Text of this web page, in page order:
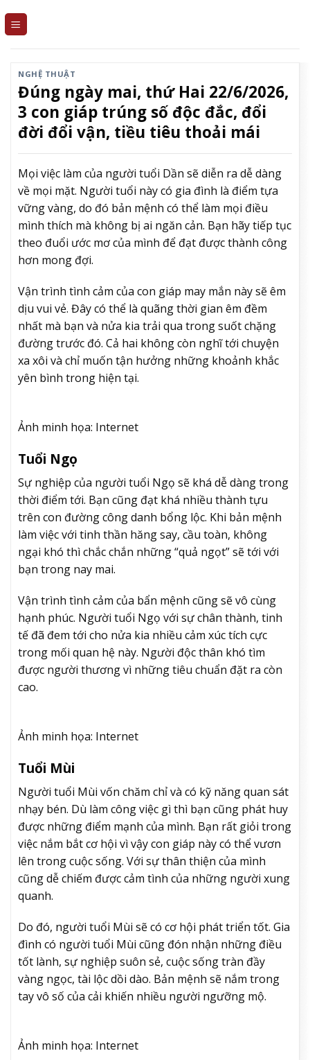
NGHỆ THUẬT
Đúng ngày mai, thứ Hai 22/6/2026,
3 con giáp trúng số độc đắc, đổi
đời đổi vận, tiều tiêu thoải mái
Mọi việc làm của người tuổi Dần sẽ diễn ra dễ dàng
về mọi mặt. Người tuổi này có gia đình là điểm tựa
vững vàng, do đó bản mệnh có thể làm mọi điều
mình thích mà không bị ai ngăn cản. Bạn hãy tiếp tục
theo đuổi ước mơ của mình để đạt được thành công
hơn mong đợi.
Vận trình tình cảm của con giáp may mắn này sẽ êm
dịu vui vẻ. Đây có thể là quãng thời gian êm đềm
nhất mà bạn và nửa kia trải qua trong suốt chặng
đường trước đó. Cả hai không còn nghĩ tới chuyện
xa xôi và chỉ muốn tận hưởng những khoảnh khắc
yên bình trong hiện tại.
Ảnh minh họa: Internet
Tuổi Ngọ
Sự nghiệp của người tuổi Ngọ sẽ khá dễ dàng trong
thời điểm tới. Bạn cũng đạt khá nhiều thành tựu
trên con đường công danh bổng lộc. Khi bản mệnh
làm việc với tinh thần hăng say, cầu toàn, không
ngại khó thì chắc chắn những “quả ngọt” sẽ tới với
bạn trong nay mai.
Vận trình tình cảm của bẩn mệnh cũng sẽ vô cùng
hạnh phúc. Người tuổi Ngọ với sự chân thành, tinh
tế đã đem tới cho nửa kia nhiều cảm xúc tích cực
trong mối quan hệ này. Người độc thân khó tìm
được người thương vì những tiêu chuẩn đặt ra còn
cao.
Ảnh minh họa: Internet
Tuổi Mùi
Người tuổi Mùi vốn chăm chỉ và có kỹ năng quan sát
nhạy bén. Dù làm công việc gì thì bạn cũng phát huy
được những điểm mạnh của mình. Bạn rất giỏi trong
việc nắm bắt cơ hội vì vậy con giáp này có thể vươn
lên trong cuộc sống. Với sự thân thiện của mình
cũng dễ chiếm được cảm tình của những người xung
quanh.
Do đó, người tuổi Mùi sẽ có cơ hội phát triển tốt. Gia
đình có người tuổi Mùi cũng đón nhận những điều
tốt lành, sự nghiệp suôn sẻ, cuộc sống tràn đầy
vàng ngọc, tài lộc dồi dào. Bản mệnh sẽ nắm trong
tay vô số của cải khiến nhiều người ngưỡng mộ.
Ảnh minh họa: Internet